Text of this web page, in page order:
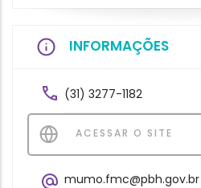
INFORMAÇÕES
(31) 3277-1182
ACESSAR O SITE
mumo.fmc@pbh.gov.br